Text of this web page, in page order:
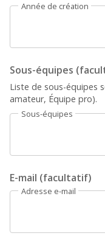
Année de création
Sous-équipes
Liste de sous-équipes
amateur, Équipe pro).
Sous-équipes
E-mail (facultatif)
Adresse e-mail